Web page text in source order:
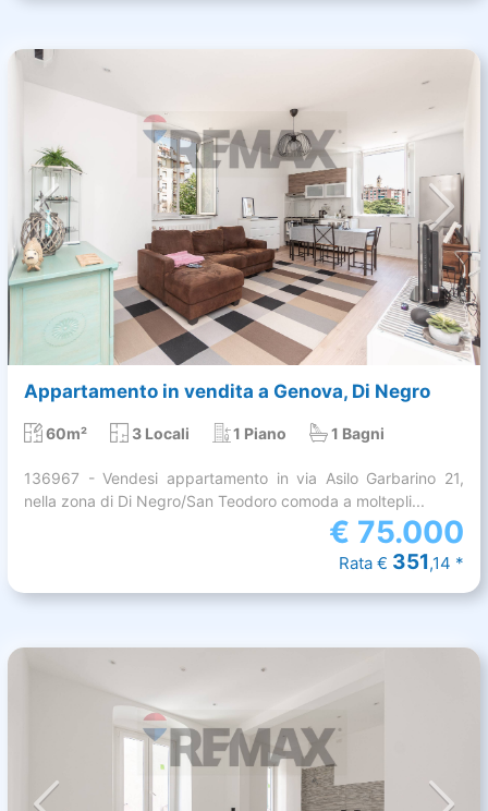
Appartamento in vendita a Genova, Di Negro
60m² 3 Locali 1 Piano 1 Bagni
136967 - Vendesi appartamento in via Asilo Garbarino 21,
nella zona di Di Negro/San Teodoro comoda a moltepli...
€ 75.000
Rata € 351,14 *